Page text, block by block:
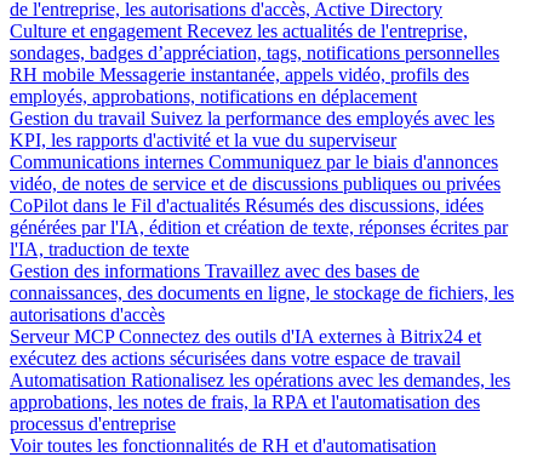
de l'entreprise, les autorisations d'accès, Active Directory
Culture et engagement Recevez les actualités de l'entreprise,
sondages, badges d’appréciation, tags, notifications personnelles
RH mobile Messagerie instantanée, appels vidéo, profils des
employés, approbations, notifications en déplacement
Gestion du travail Suivez la performance des employés avec les
KPI, les rapports d'activité et la vue du superviseur
Communications internes Communiquez par le biais d'annonces
vidéo, de notes de service et de discussions publiques ou privées
CoPilot dans le Fil d'actualités Résumés des discussions, idées
générées par l'IA, édition et création de texte, réponses écrites par
l'IA, traduction de texte
Gestion des informations Travaillez avec des bases de
connaissances, des documents en ligne, le stockage de fichiers, les
autorisations d'accès
Serveur MCP Connectez des outils d'IA externes à Bitrix24 et
exécutez des actions sécurisées dans votre espace de travail
Automatisation Rationalisez les opérations avec les demandes, les
approbations, les notes de frais, la RPA et l'automatisation des
processus d'entreprise
Voir toutes les fonctionnalités de RH et d'automatisation